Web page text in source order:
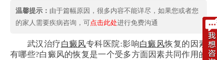
温馨提示： 由于篇幅原因，很多内容不能详尽，如果您或者您
的家人需要疾病咨询，可点击此处进行免费沟通
武汉治疗白癜风专科医院:影响白癜风恢复的因素
有哪些?白癜风的恢复是一个受多方面因素共同作用的